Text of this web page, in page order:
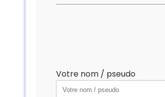
Votre nom / pseudo